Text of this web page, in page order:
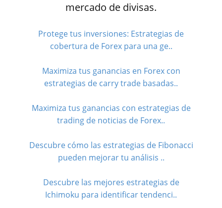
mercado de divisas.
Protege tus inversiones: Estrategias de
cobertura de Forex para una ge..
Maximiza tus ganancias en Forex con
estrategias de carry trade basadas..
Maximiza tus ganancias con estrategias de
trading de noticias de Forex..
Descubre cómo las estrategias de Fibonacci
pueden mejorar tu análisis ..
Descubre las mejores estrategias de
Ichimoku para identificar tendenci..